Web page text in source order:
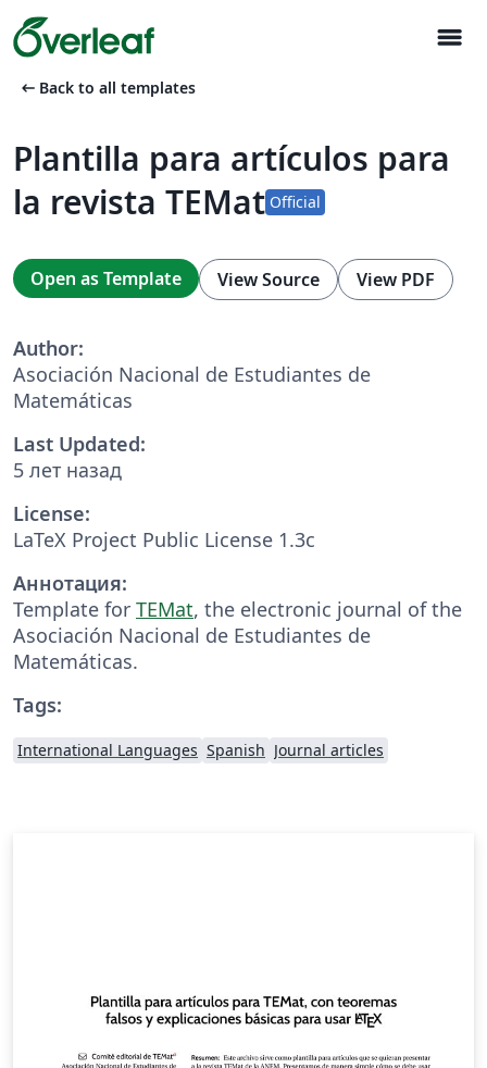
menu
arrow_left_alt Back to all templates
Plantilla para artículos para
la revista TEMat Official
Open as Template View Source View PDF
Author:
Asociación Nacional de Estudiantes de
Matemáticas
Last Updated:
5 лет назад
License:
LaTeX Project Public License 1.3c
Аннотация:
Template for TEMat, the electronic journal of the
Asociación Nacional de Estudiantes de
Matemáticas.
Tags:
International Languages Spanish Journal articles